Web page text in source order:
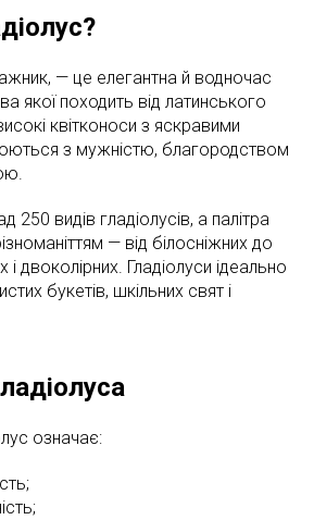
— це елегантна й водночас
якої походить від латинського
квітконоси з яскравими
з мужністю, благородством
250 видів гладіолусів, а палітра
— від білосніжних до
двоколірних. Гладіолуси ідеально
букетів, шкільних свят і
означає: